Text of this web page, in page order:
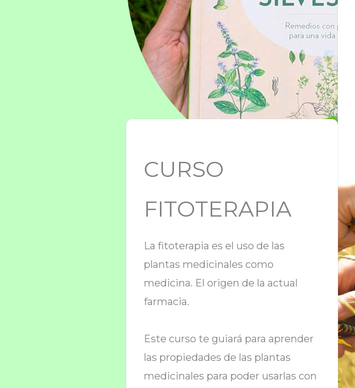
CURSO
FITOTERAPIA
La fitoterapia es el uso de las
plantas medicinales como
medicina. El origen de la actual
farmacia.
Este curso te guiará para aprender
las propiedades de las plantas
medicinales para poder usarlas con